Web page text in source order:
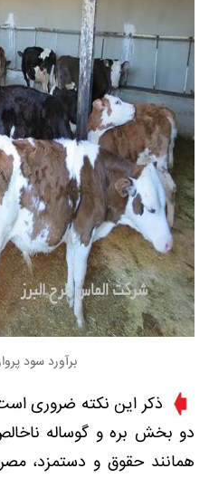
برآورد سود
ذکر این نکته ضروری
دو بخش بره و گوساله
همانند حقوق و دستمزد،